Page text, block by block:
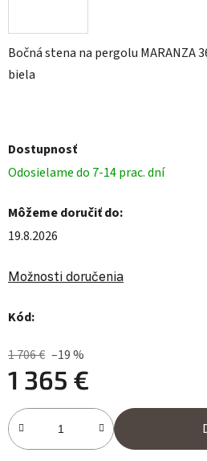
Bočná stena na pergolu MARANZA
biela
Dostupnosť
Odosielame do 7-14 prac. dní
Môžeme doručiť do:
19.8.2026
Možnosti doručenia
Kód:
1 706 € –19 %
1 365 €
Jednotková cena: